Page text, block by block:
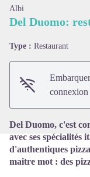
Albi
Del Duomo:
Type : Restaurant
connexion
Del Duomo, c'est
avec ses spécialités
d'authentiques
maitre mot : des